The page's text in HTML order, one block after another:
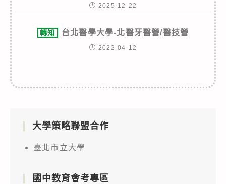
2025-12-22
轉知 台北醫學大學-北醫牙醫營/醫技營
2022-04-12
大學策略聯盟合作
臺北市立大學
國中教育會考專區